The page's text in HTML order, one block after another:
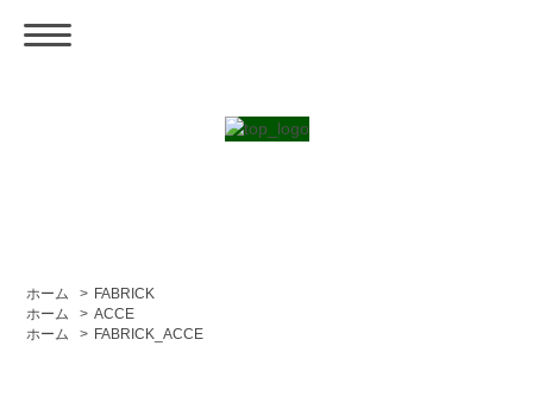
ホーム > FABRICK
ホーム
> ACCE
ホーム
> FABRICK_ACCE